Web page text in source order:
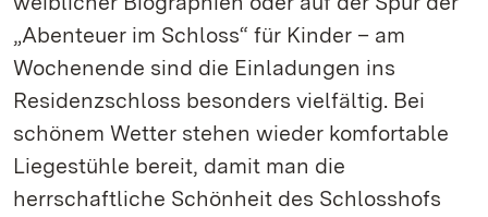
„Abenteuer im Schloss“ für Kinder – am
Wochenende sind die Einladungen ins
Residenzschloss besonders vielfältig. Bei
schönem Wetter stehen wieder komfortable
Liegestühle bereit, damit man die
herrschaftliche Schönheit des Schlosshofs